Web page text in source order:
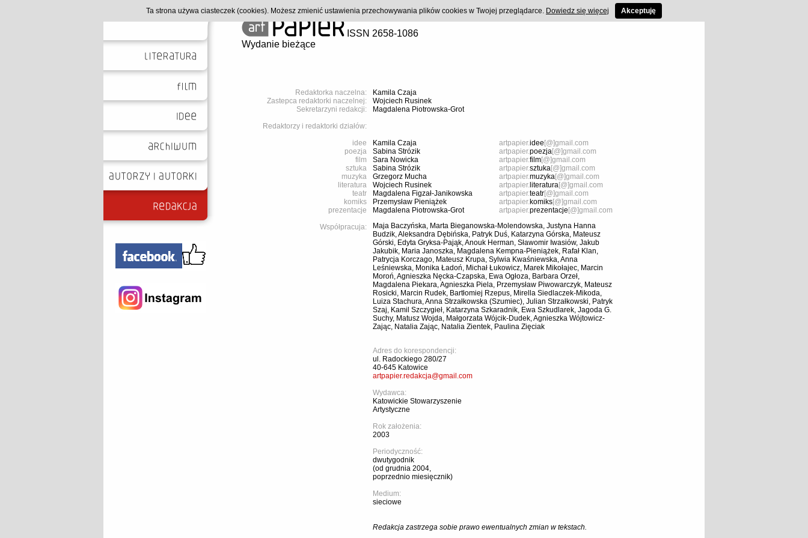
ISSN 2658-1086
Wydanie bieżące
Redaktorka naczelna:
Zastepca redaktorki naczelnej:
Sekretarzyni redakcji:
Redaktorzy i redaktorki działów:
idee
poezja
film
sztuka
muzyka
literatura
teatr
komiks
prezentacje
Współpracuja:
Kamila Czaja
Wojciech Rusinek
Magdalena Piotrowska-Grot
Kamila Czaja
Sabina Strózik
Sara Nowicka
Sabina Strózik
Grzegorz Mucha
Wojciech Rusinek
Magdalena Figzał-Janikowska
Przemysław Pieniążek
Magdalena Piotrowska-Grot
artpapier.idee [@]gmail.com
artpapier.poezja[@]gmail.com
artpapier.film[@]gmail.com
artpapier.sztuka[@]gmail.com
artpapier.muzyka[@]gmail.com
artpapier. literatura[@]gmail.com
artpapier.teatr[@]gmail.com
artpapier.komiks[@]gmail.com
artpapier.prezentacje [@]gmail.com
Maja Baczyńska, Marta Bieganowska-Molendowska, Justyna Hanna
Budzik, Aleksandra Dębińska, Patryk Duś, Katarzyna Górska, Mateusz
Górski, Edyta Gryksa-Pająk, Anouk Herman, Sławomir Iwasiów, Jakub
Jakubik, Maria Janoszka, Magdalena Kempna-Pieniążek, Rafał Klan,
Patrycja Korczago, Mateusz Krupa, Sylwia Kwaśniewska, Anna
Leśniewska, Monika Ładoń, Michał Łukowicz, Marek Mikołajec, Marcin
Moroń, Agnieszka Nęcka-Czapska, Ewa Ogłoza, Barbara Orzeł,
Magdalena Piekara, Agnieszka Piela, Przemysław Piwowarczyk, Mateusz
Rosicki, Marcin Rudek, Bartłomiej Rzepus, Mirella Siedlaczek-Mikoda,
Luiza Stachura, Anna Strzałkowska (Szumiec), Julian Strzałkowski, Patryk
Szaj, Kamil Szczygieł, Katarzyna Szkaradnik, Ewa Szkudlarek, Jagoda G.
Suchy, Matusz Wojda, Małgorzata Wójcik-Dudek, Agnieszka Wójtowicz-
Zając, Natalia Zając, Natalia Zientek, Paulina Zięciak
Adres do korespondencji:
ul. Radockiego 280/27
40-645 Katowice
artpapier.redakcja@gmail.com
Wydawca:
Katowickie Stowarzyszenie
Artystyczne
Rok założenia:
2003
Periodyczność:
dwutygodnik
(od grudnia 2004,
poprzednio miesięcznik)
Medium:
sieciowe
Redakcja zastrzega sobie prawo ewentualnych zmian w tekstach.
Ta strona używa ciasteczek (cookies). Możesz zmienić ustawienia przechowywania plików cookies w Twojej przeglądarce. Dowiedz się więcej Akceptuję